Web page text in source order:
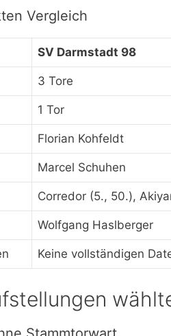
Vergleich
SV Darmstadt 98
3 Tore
1 Tor
Florian Kohfeldt
Marcel Schuhen
Corredor (5., 50.),
Wolfgang Haslberger
Keine vollständigen